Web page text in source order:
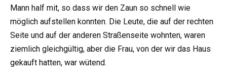
Mann half mit, so dass wir den Zaun so schnell wie
möglich aufstellen konnten. Die Leute, die auf der rechten
Seite und auf der anderen Straßenseite wohnten, waren
ziemlich gleichgültig, aber die Frau, von der wir das Haus
gekauft hatten, war wütend.